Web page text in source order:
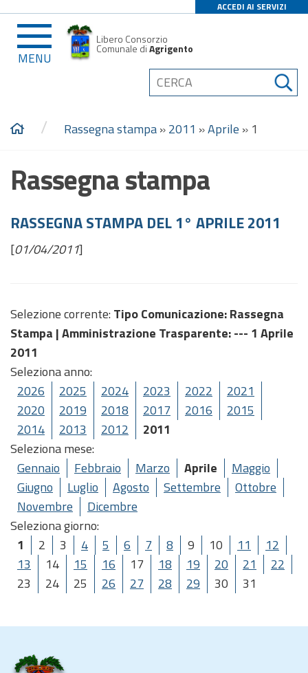
ACCEDI AI SERVIZI
MENU
Libero Consorzio
Comunale diAgrigento
/ Rassegna stampa»2011 »Aprile » 1
Rassegna stampa
RASSEGNA STAMPA DEL 1° APRILE 2011
[01/04/2011]
Selezione corrente: Tipo Comunicazione: Rassegna
Stampa |Amministrazione Trasparente: --- 1 Aprile
2011
Seleziona anno:
2026
2025 2024 2023 2022
2021
2020
2019 2018 2017 2016
2015
2014
2013 2012
2011
Seleziona mese:
Gennaio
Febbraio Marzo Aprile
Maggio
Giugno
Luglio Agosto Settembre
Ottobre
Novembre
Dicembre
Seleziona giorno:
1
2 3 4 5 6 7 8 9 10 11
12
13
14 15 16 17 18 19 20 21
22
23
24 25 26 27 28 29 30 31